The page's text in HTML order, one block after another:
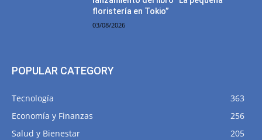
floristería en Tokio”
03/08/2026
POPULAR CATEGORY
Tecnología
363
Economía y Finanzas
256
Salud y Bienestar
205